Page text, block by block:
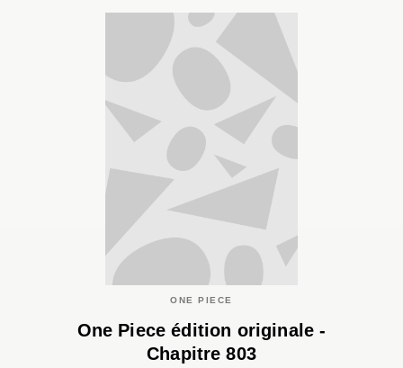
ONE PIECE
One Piece édition originale -
Chapitre 803